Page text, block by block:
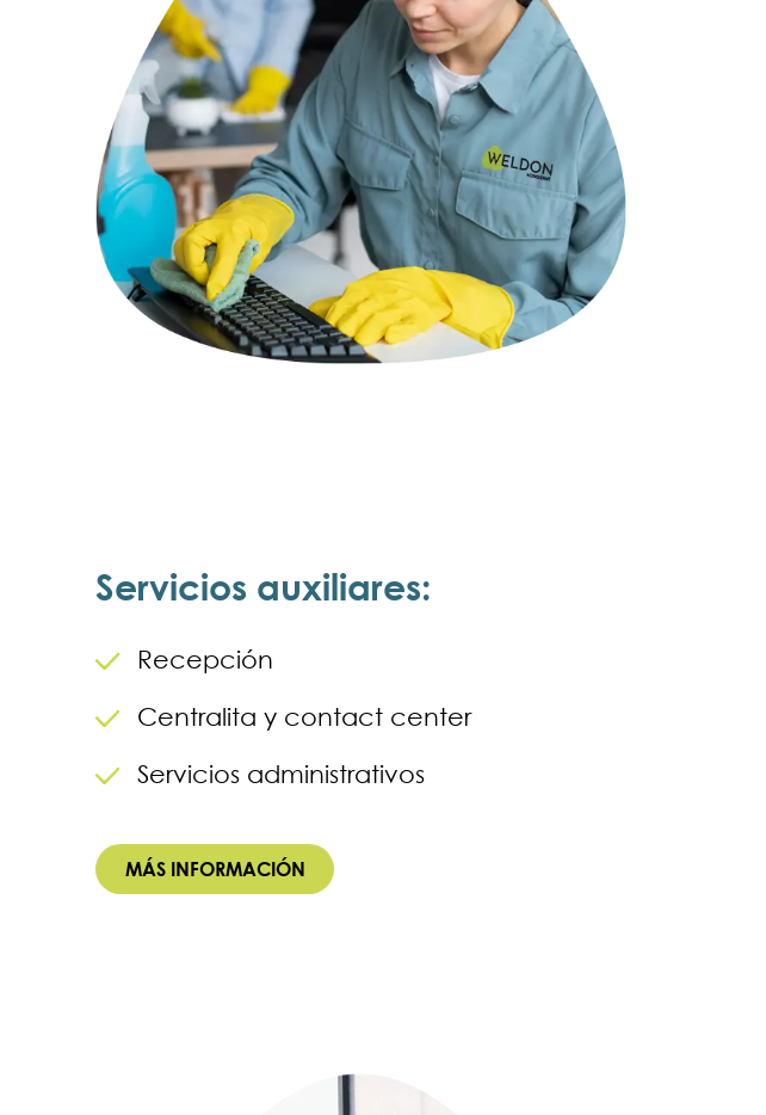
Servicios auxiliares:
Recepción
Centralita y contact center
Servicios administrativos
MÁS INFORMACIÓN